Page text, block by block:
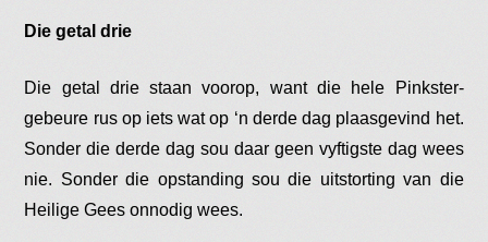
Die getal drie
Die getal drie staan voorop, want die hele Pinkster-
gebeure rus op iets wat op ‘n derde dag plaasgevind het.
Sonder die derde dag sou daar geen vyftigste dag wees
nie. Sonder die opstanding sou die uitstorting van die
Heilige Gees onnodig wees.